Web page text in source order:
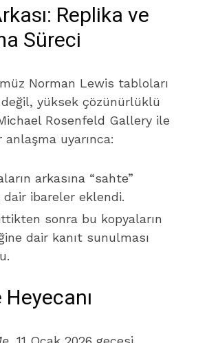
Replika ve
Süreci
Norman Lewis tabloları
yüksek çözünürlüklü
Rosenfeld Gallery ile
anlaşma uyarınca:
arkasına “sahte”
dair ibareler eklendi.
sonra bu kopyaların
dair kanıt sunulması